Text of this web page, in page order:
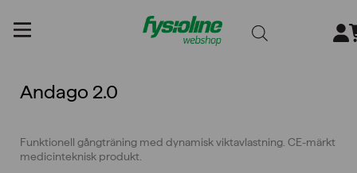
innehållet
Andago 2.0
Funktionell gångträning med dynamisk viktavlastning. CE-märkt
medicinteknisk produkt.